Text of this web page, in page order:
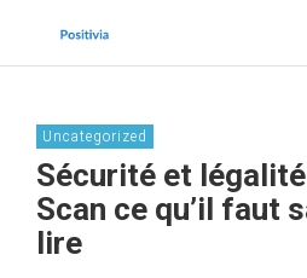
Uncategorized
Sécurité et
Scan ce qu’il faut
lire